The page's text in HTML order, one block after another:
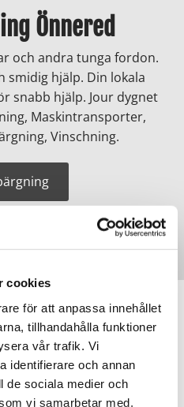
cookies
för att anpassa innehållet
tillhandahålla funktioner
vår trafik. Vi
identifierare och annan
de sociala medier och
vi samarbetar med.
Önnered
och andra tunga fordon.
smidig hjälp. Din lokala
snabb hjälp. Jour dygnet
Maskintransporter,
Vinschning.
AB
Götenborg
våra erfarna
och uppdaterade